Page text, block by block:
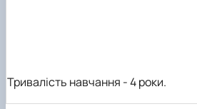
Тривалість навчання - 4 роки.